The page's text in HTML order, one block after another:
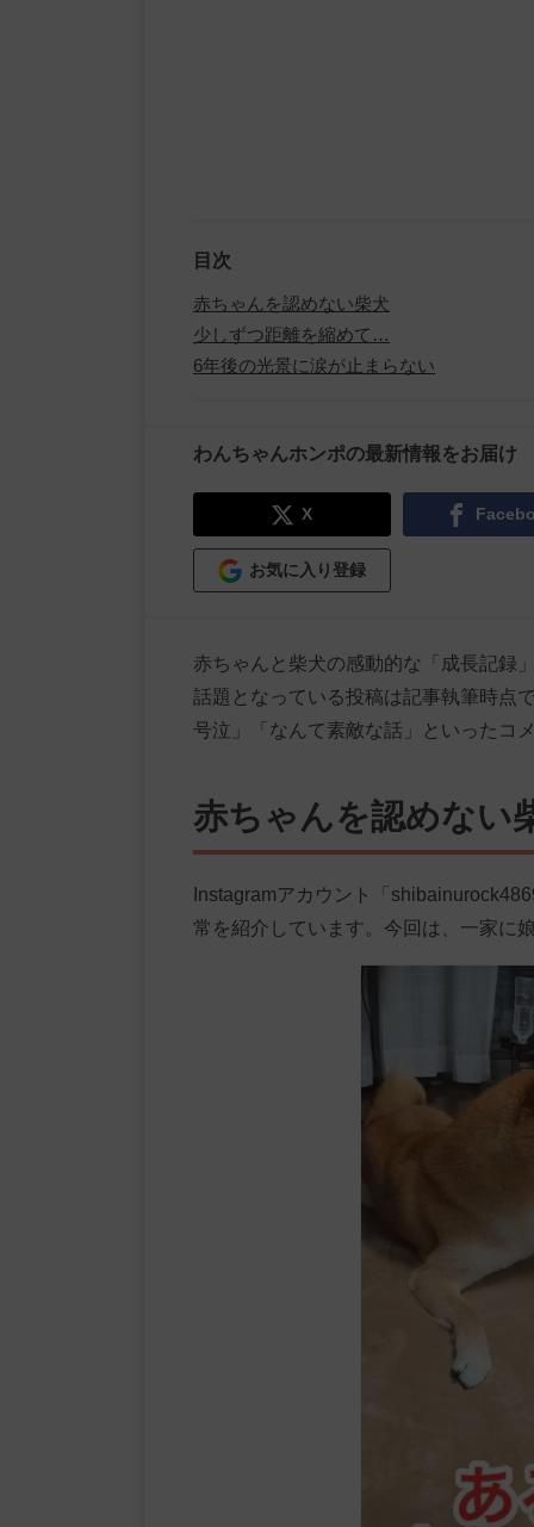
目次
赤ちゃんを認めない柴犬
少しずつ距離を縮めて…
6年後の光景に涙が止まらない
わんちゃんホンポの最新情報をお届け
X
お気に入り登録
赤ちゃんと柴犬の感動的な「成長記録
話題となっている投稿は記事執筆時点
号泣」「なんて素敵な話」といったコ
赤ちゃんを認めない
Instagramアカウント「
常を紹介しています。今回は、一家に